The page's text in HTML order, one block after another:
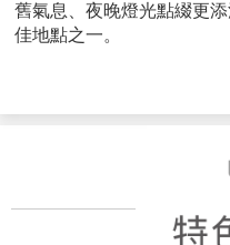
舊氣息、夜晚燈光點綴更
佳地點之一。